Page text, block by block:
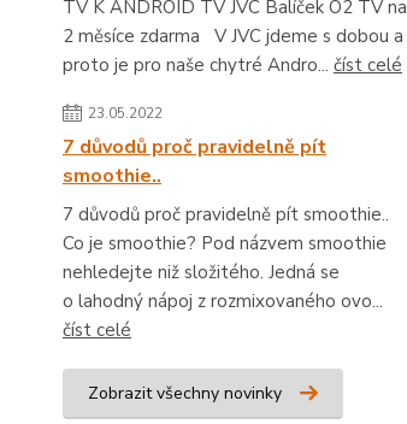
TV K ANDROID TV JVC Balíček O2 TV na
2 měsíce zdarma V JVC jdeme s dobou a
proto je pro naše chytré Andro... číst celé
23.05.2022
7 důvodů proč pravidelně pít
smoothie..
7 důvodů proč pravidelně pít smoothie..
Co je smoothie? Pod názvem smoothie
nehledejte niž složitého. Jedná se
o lahodný nápoj z rozmixovaného ovo...
číst celé
Zobrazit všechny novinky